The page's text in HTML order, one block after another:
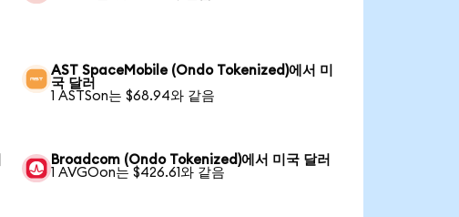
AST SpaceMobile (Ondo Tokenized)에서 미
국 달러
1 ASTSon는 $68.94와 같음
Broadcom (Ondo Tokenized)에서 미국 달러
1 AVGOon는 $426.61와 같음